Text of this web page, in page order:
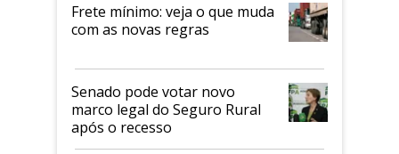
Frete mínimo: veja o que muda
com as novas regras
Senado pode votar novo
marco legal do Seguro Rural
após o recesso